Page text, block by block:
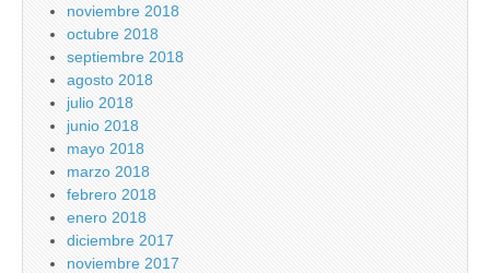
noviembre 2018
octubre 2018
septiembre 2018
agosto 2018
julio 2018
junio 2018
mayo 2018
marzo 2018
febrero 2018
enero 2018
diciembre 2017
noviembre 2017